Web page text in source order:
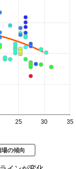
25 30 35
の傾向